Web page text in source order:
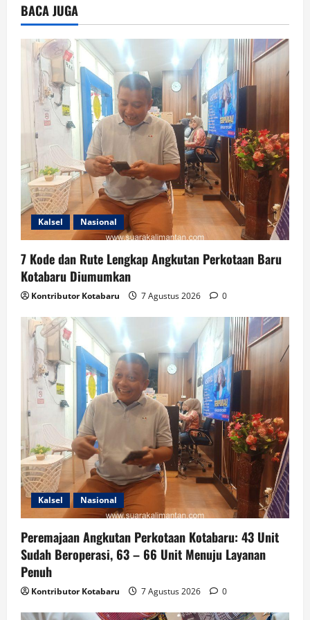
BACA JUGA
Kalsel Nasional
7 Kode dan Rute Lengkap Angkutan Perkotaan Baru
Kotabaru Diumumkan
Kontributor Kotabaru 7 Agustus 2026 0
Kalsel Nasional
Peremajaan Angkutan Perkotaan Kotabaru: 43 Unit
Sudah Beroperasi, 63 – 66 Unit Menuju Layanan
Penuh
Kontributor Kotabaru 7 Agustus 2026 0